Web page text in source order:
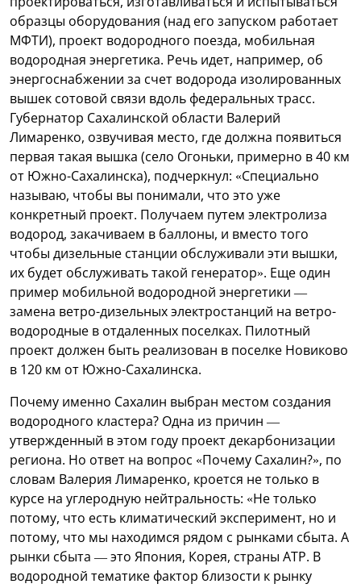
образцы оборудования (над его запуском работает
МФТИ), проект водородного поезда, мобильная
водородная энергетика. Речь идет, например, об
энергоснабжении за счет водорода изолированных
вышек сотовой связи вдоль федеральных трасс.
Губернатор Сахалинской области Валерий
Лимаренко, озвучивая место, где должна появиться
первая такая вышка (село Огоньки, примерно в 40 км
от Южно-Сахалинска), подчеркнул: «Специально
называю, чтобы вы понимали, что это уже
конкретный проект. Получаем путем электролиза
водород, закачиваем в баллоны, и вместо того
чтобы дизельные станции обслуживали эти вышки,
их будет обслуживать такой генератор». Еще один
пример мобильной водородной энергетики —
замена ветро-дизельных электростанций на ветро-
водородные в отдаленных поселках. Пилотный
проект должен быть реализован в поселке Новиково
в 120 км от Южно-Сахалинска.
Почему именно Сахалин выбран местом создания
водородного кластера? Одна из причин —
утвержденный в этом году проект декарбонизации
региона. Но ответ на вопрос «Почему Сахалин?», по
словам Валерия Лимаренко, кроется не только в
курсе на углеродную нейтральность: «Не только
потому, что есть климатический эксперимент, но и
потому, что мы находимся рядом с рынками сбыта. А
рынки сбыта — это Япония, Корея, страны АТР. В
водородной тематике фактор близости к рынку